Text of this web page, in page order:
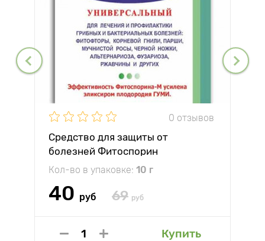
0 отзывов
Средство для защиты от
болезней Фитоспорин
Кол-во в упаковке: 10 г
40 руб 69 руб
Купить